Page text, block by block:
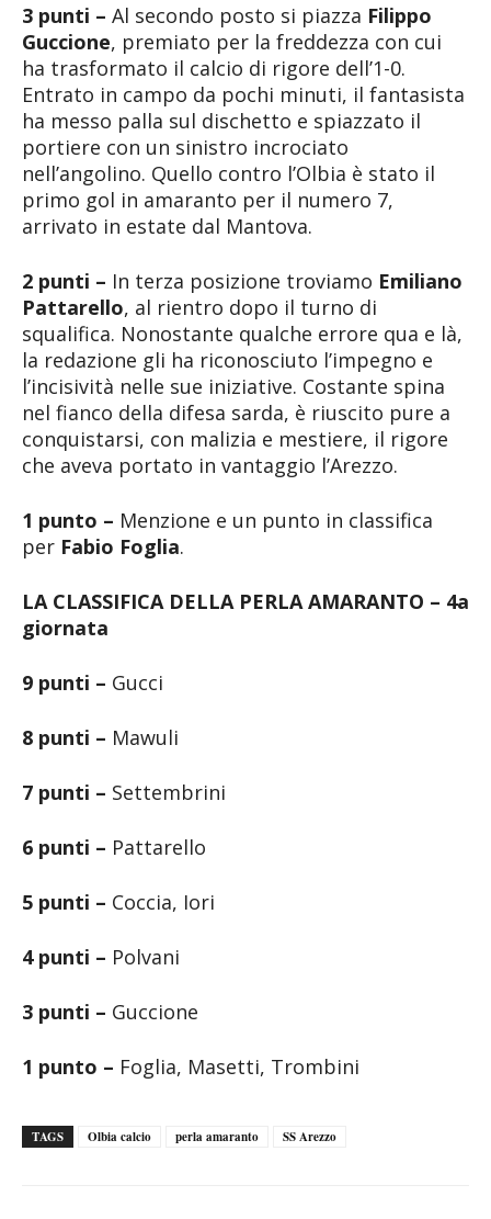
3 punti – Al secondo posto si piazza Filippo
Guccione, premiato per la freddezza con cui
ha trasformato il calcio di rigore dell’1-0.
Entrato in campo da pochi minuti, il fantasista
ha messo palla sul dischetto e spiazzato il
portiere con un sinistro incrociato
nell’angolino. Quello contro l’Olbia è stato il
primo gol in amaranto per il numero 7,
arrivato in estate dal Mantova.
2 punti – In terza posizione troviamo Emiliano
Pattarello, al rientro dopo il turno di
squalifica. Nonostante qualche errore qua e là,
la redazione gli ha riconosciuto l’impegno e
l’incisività nelle sue iniziative. Costante spina
nel fianco della difesa sarda, è riuscito pure a
conquistarsi, con malizia e mestiere, il rigore
che aveva portato in vantaggio l’Arezzo.
1 punto – Menzione e un punto in classifica
per Fabio Foglia.
LA CLASSIFICA DELLA PERLA AMARANTO – 4a
giornata
9 punti – Gucci
8 punti – Mawuli
7 punti – Settembrini
6 punti – Pattarello
5 punti – Coccia, Iori
4 punti – Polvani
3 punti – Guccione
1 punto – Foglia, Masetti, Trombini
TAGS Olbia calcio perla amaranto SS Arezzo